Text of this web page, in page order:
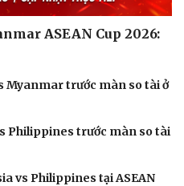
ASEAN Cup 2026:
Myanmar trước màn so tài ở
Philippines trước màn so tài
vs Philippines tại ASEAN